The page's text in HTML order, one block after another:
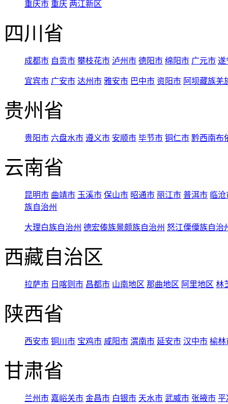
重庆市 重庆 两江新区
四川省
成都市 自贡市 攀枝花市 泸州市 德阳市 绵阳市 广元市 遂
宜宾市 广安市 达州市 雅安市 巴中市 资阳市 阿坝藏族羌
贵州省
贵阳市 六盘水市 遵义市 安顺市 毕节市 铜仁市 黔西南布
云南省
昆明市 曲靖市 玉溪市 保山市 昭通市 丽江市 普洱市 临
族自治州
大理白族自治州 德宏傣族景颇族自治州 怒江傈僳族自治
西藏自治区
拉萨市 日喀则市 昌都市 山南地区 那曲地区 阿里地区 林
陕西省
西安市 铜川市 宝鸡市 咸阳市 渭南市 延安市 汉中市 榆林
甘肃省
兰州市 嘉峪关市 金昌市 白银市 天水市 武威市 张掖市 平